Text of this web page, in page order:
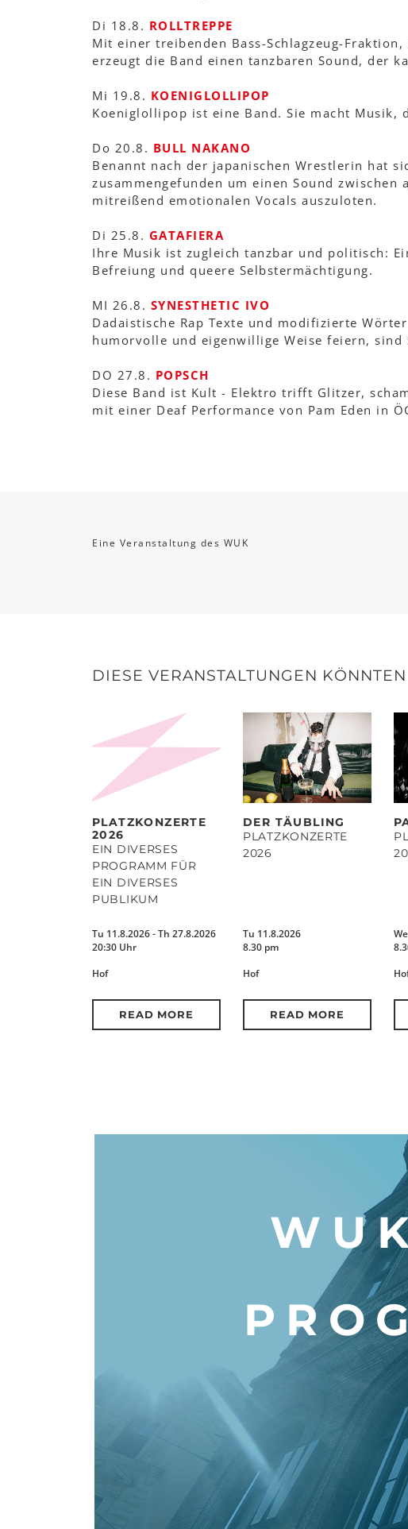
Di 18.8. ROLLTREPPE
Mit einer treibenden Bass-Schlagzeug-
erzeugt die Band einen tanzbaren Sound, der
Mi 19.8. KOENIGLOLLIPOP
Koeniglollipop ist eine Band. Sie macht Musik,
Do 20.8. BULL NAKANO
Benannt nach der japanischen Wrestlerin hat
zusammengefunden um einen Sound
mitreißend emotionalen Vocals auszuloten.
Di 25.8. GATAFIERA
Ihre Musik ist zugleich tanzbar und politisch:
Befreiung und queere Selbstermächtigung.
MI 26.8. SYNESTHETIC IVO
Dadaistische Rap Texte und modifizierte
humorvolle und eigenwillige Weise feiern, sind
DO 27.8. POPSCH
Diese Band ist Kult - Elektro trifft Glitzer,
mit einer Deaf Performance von Pam Eden in
Eine Veranstaltung des WUK
DIESE VERANSTALTUNGEN
PLATZKONZERTE
2026
EIN DIVERSES
PROGRAMM FÜR
EIN DIVERSES
PUBLIKUM
Tu 11.8.2026 - Th 27.8.2026
20:30 Uhr
Hof
READ MORE
DER TÄUBLING
PLATZKONZERTE
2026
Tu 11.8.2026
8.30 pm
Hof
READ MORE